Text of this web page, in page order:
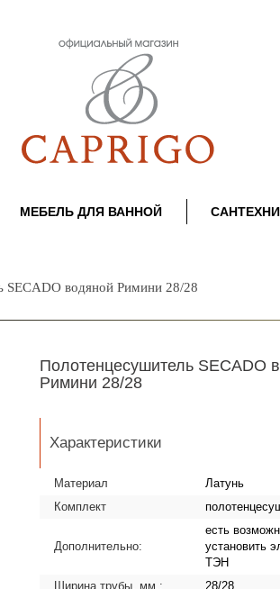
МЕБЕЛЬ ДЛЯ ВАННОЙ
SECADO водяной Римини 28/28
Полотенцесушитель SECADO
Римини 28/28
Характеристики
Материал
Латунь
Комплект
Дополнительно:
есть
установить
ТЭН
Ширина трубы, мм.:
28/28